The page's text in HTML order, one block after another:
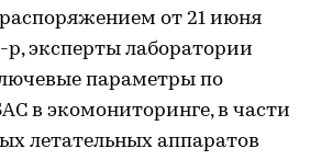
от 21 июня
эксперты лаборатории
параметры по
в экомониторинге, в части
летательных аппаратов